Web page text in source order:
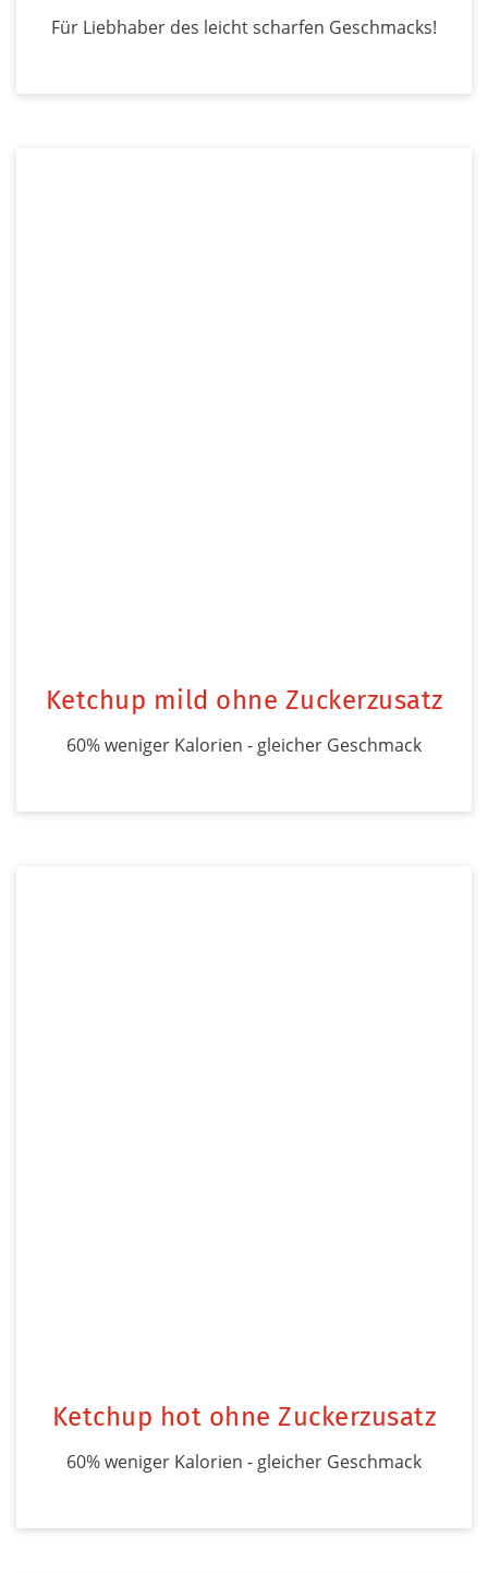
Für Liebhaber des leicht scharfen Geschmacks!
Ketchup mild ohne Zuckerzusatz
60% weniger Kalorien - gleicher Geschmack
Ketchup hot ohne Zuckerzusatz
60% weniger Kalorien - gleicher Geschmack